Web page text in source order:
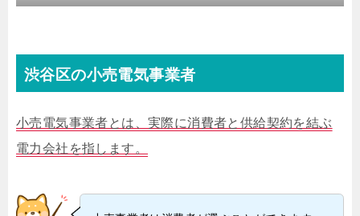
渋谷区の小売電気事業者
小売電気事業者とは、実際に消費者と供給契約を結ぶ
電力会社を指します。